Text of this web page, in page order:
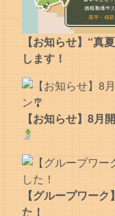
【お知らせ】“真
します！
【お知らせ】8月
【グループワー
た！